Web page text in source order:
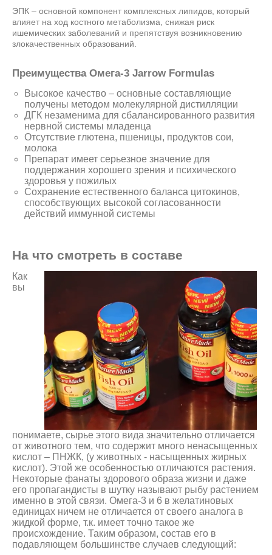
ЭПК – основной компонент комплексных липидов, который
влияет на ход костного метаболизма, снижая риск
ишемических заболеваний и препятствуя возникновению
злокачественных образований.
Преимущества Омега-3 Jarrow Formulas
Высокое качество – основные составляющие
получены методом молекулярной дистилляции
ДГК незаменима для сбалансированного развития
нервной системы младенца
Отсутствие глютена, пшеницы, продуктов сои,
молока
Препарат имеет серьезное значение для
поддержания хорошего зрения и психического
здоровья у пожилых
Сохранение естественного баланса цитокинов,
способствующих высокой согласованности
действий иммунной системы
На что смотреть в составе
Как
вы
понимаете, сырье этого вида значительно отличается
от животного тем, что содержит много ненасыщенных
кислот – ПНЖК, (у животных - насыщенных жирных
кислот). Этой же особенностью отличаются растения.
Некоторые фанаты здорового образа жизни и даже
его пропагандисты в шутку называют рыбу растением
именно в этой связи. Омега-3 и 6 в желатиновых
единицах ничем не отличается от своего аналога в
жидкой форме, т.к. имеет точно такое же
происхождение. Таким образом, состав его в
подавляющем большинстве случаев следующий: